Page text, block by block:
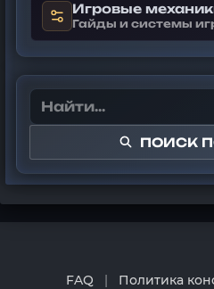
Игровые
Гайды и системы
ПОИСК
FAQ | Политика